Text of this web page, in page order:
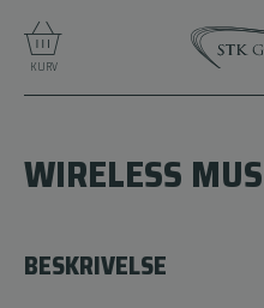
KURV
WIRELESS
BESKRIVELSE